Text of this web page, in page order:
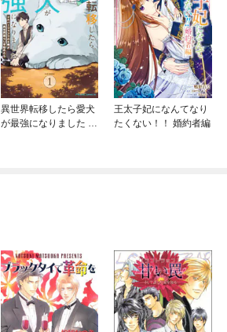
異世界転移したら愛犬
が最強になりました ～
王太子妃になんてなり
たくない！！ 婚約者編